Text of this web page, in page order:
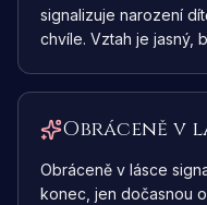
signalizuje narození
chvíle. Vztah je jasný,
Obráceně v
Obráceně v lásce
konec, jen dočasnou